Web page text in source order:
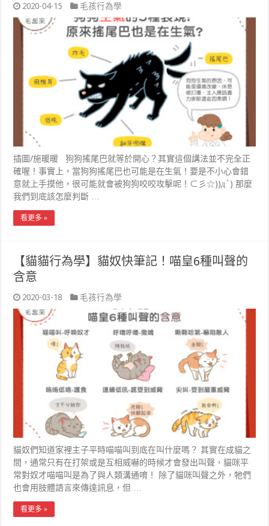
2020-04-15 毛孩行為學
插圖/施暖暖 狗狗搖尾巴就等於開心？其實這個講法並不完全正
確喔！事實上，當狗狗搖尾巴也可能是在生氣！要是不小心會錯
意就上手摸他，很可能就會被狗狗咬咬攻擊呢！⊂彡☆))д`) 那麼
我們到底該怎麼判斷 …
看更多 »
【貓貓行為學】貓奴快筆記！喵皇6種叫聲的
含意
2020-03-18 毛孩行為學
貓奴們知道家裡主子平時喵喵叫到底在叫什麼嗎？ 其實在成貓之
間，通常只有在打架或是互相威嚇的時候才會發出叫聲，貓咪平
常對奴才喵喵叫是為了與人類溝通唷！ 除了貓咪叫聲之外，牠們
也會用肢體語言來傳達訊息，但 …
看更多 »